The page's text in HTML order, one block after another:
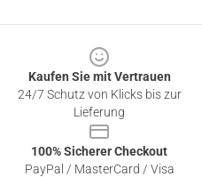
Kaufen Sie mit Vertrauen
24/7 Schutz von Klicks bis zur
Lieferung
100% Sicherer Checkout
PayPal / MasterCard / Visa